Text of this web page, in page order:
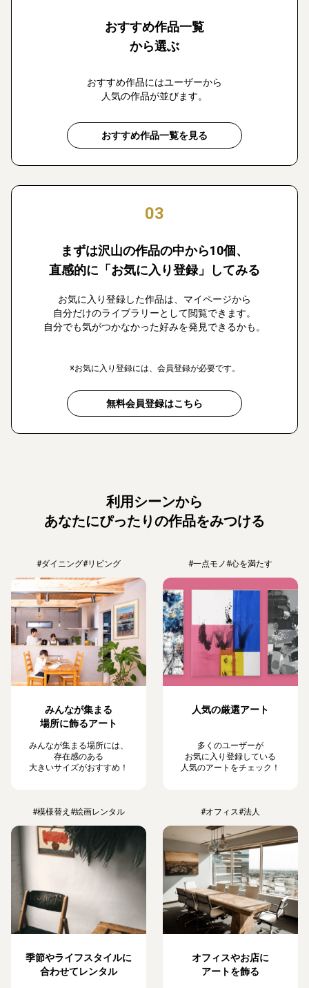
おすすめ作品一覧
から選ぶ
おすすめ作品にはユーザーから
人気の作品が並びます。
おすすめ作品一覧を見る
03
まずは沢山の作品の中から10個、
直感的に「お気に入り登録」してみる
お気に入り登録した作品は、マイページから
自分だけのライブラリーとして閲覧できます。
自分でも気がつかなかった好みを発見できるかも。
※お気に入り登録には、会員登録が必要です。
無料会員登録はこちら
利用シーンから
あなたにぴったりの作品をみつける
#ダイニング#リビング
みんなが集まる
場所に飾るアート
みんなが集まる場所には、
存在感のある
大きいサイズがおすすめ！
#一点モノ#心を満たす
人気の厳選アート
多くのユーザーが
お気に入り登録している
人気のアートをチェック！
#模様替え #絵画レンタル
季節やライフスタイルに
合わせてレンタル
#オフィス#法人
オフィスやお店に
アートを飾る